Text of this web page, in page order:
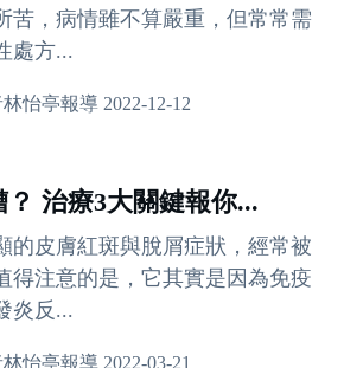
苦，病情雖不算嚴重，但常常需
處方...
怡亭報導 2022-12-12
治療3大關鍵報你...
的皮膚紅斑與脫屑症狀，經常被
得注意的是，它其實是因為免疫
炎反...
怡亭報導 2022-03-21